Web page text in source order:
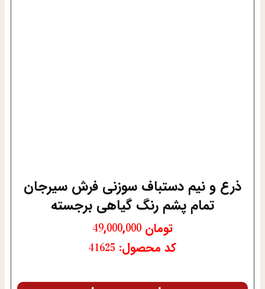
ذرع و نیم دستباف سوزنی فرش سیرجان
تمام پشم رنگ گیاهی برجسته
تومان 49,000,000
کد محصول: 41625